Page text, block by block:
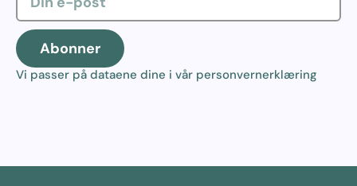
Abonner
Vi passer på dataene dine i vår personvernerklæring